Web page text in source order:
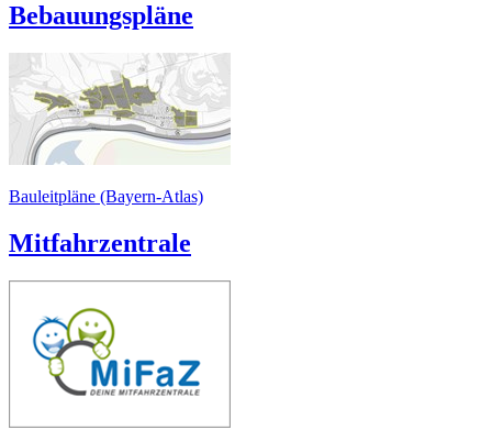
Bebauungspläne
Bauleitpläne (Bayern-Atlas)
Mitfahrzentrale